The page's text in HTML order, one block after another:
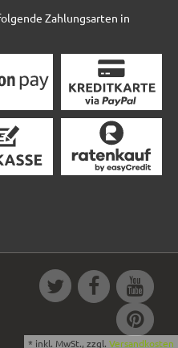
* inkl. MwSt., zzgl. Versandkosten
Zahlungsarten in